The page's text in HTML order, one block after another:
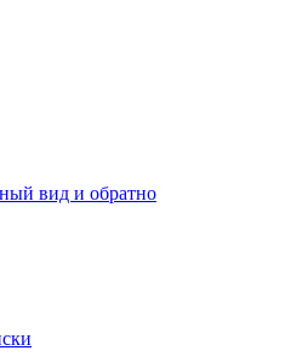
вид и обратно